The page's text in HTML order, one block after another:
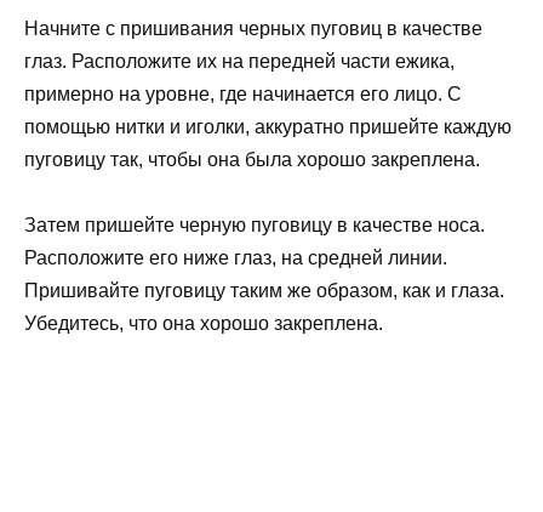
Начните с пришивания черных пуговиц в качестве
глаз. Расположите их на передней части ежика,
примерно на уровне, где начинается его лицо. С
помощью нитки и иголки, аккуратно пришейте каждую
пуговицу так, чтобы она была хорошо закреплена.
Затем пришейте черную пуговицу в качестве носа.
Расположите его ниже глаз, на средней линии.
Пришивайте пуговицу таким же образом, как и глаза.
Убедитесь, что она хорошо закреплена.